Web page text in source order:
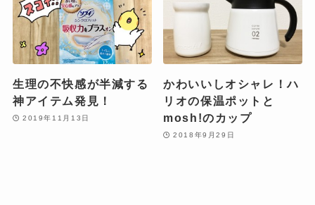
生理の不快感が半減する
神アイテム発見！
2019年11月13日
かわいいしオシャレ！ハ
リオの保温ポットと
mosh!のカップ
2018年9月29日